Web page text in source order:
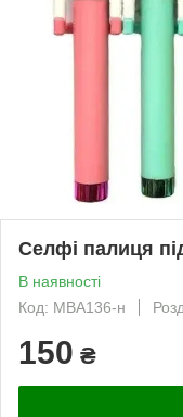
Селфі палиця
В наявності
Код: MBA136-н
150 ₴